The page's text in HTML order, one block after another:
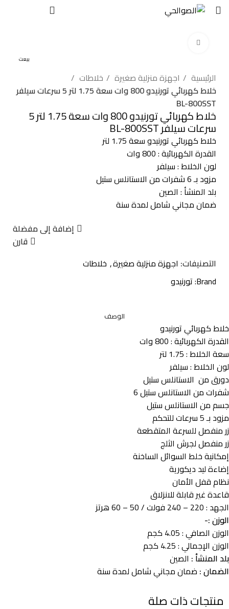
بيعت
الرئيسية اجهزة منزلية صغيرة
خلاطات
خلاط كهربائي تورنيدو 800 وات سعة 1.75 لتر 5 سرعات سيلفر
BL-800SST
خلاط كهربائي تورنيدو 800 وات سعة 1.75 لتر 5
سرعات سيلفر BL-800SST
خلاط كهربائي تورنيدو سعة 1.75 لتر
القدرة الكهربائية : 800 وات
لون الخلاط : سيلفر
مزود بـ 6 شفرات من الاستانلس ستيل
بلد المنشأ : الصين
ضمان مجاني شامل لمدة سنة
إضافة إلى مفضلة
قارن
التصنيفات: اجهزة منزلية صغيرة, خلاطات
Brand: تورنيدو
الوصف
خلاط كهربائي تورنيدو
القدرة الكهربائية : 800 وات
سعة الخلاط : 1.75 لتر
لون الخلاط : سيلفر
دورق من الاستانلس ستيل
شفرات من الاستانلس ستيل 6
جسم من الاستانلس ستيل
مزود بـ 5 سرعات للتحكم
زر منفصل للسرعة المتقطعة
زر منفصل لجرش الثلج
إمكانية خلط السوائل الساخنة
إضاءة ليد ديكورية
نظام قفل الأمان
قاعدة غير قابلة للانزلاق
الجهد : 220 – 240 فولت / 50 – 60 هرتز
الوزن :-
الوزن الصافي : 4.05 كجم
الوزن الإجمالي : 4.25 كجم
بلد المنشأ : الصين
الضمان : ضمان مجاني شامل لمدة سنة
منتجات ذات صلة